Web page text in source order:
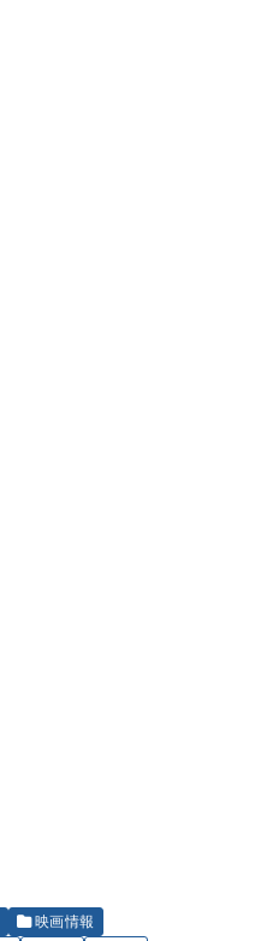
映画情報